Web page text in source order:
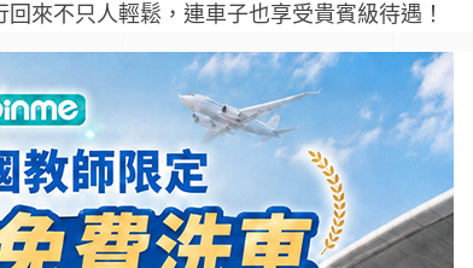
回來不只人輕鬆，連車子也享受貴賓級待遇！